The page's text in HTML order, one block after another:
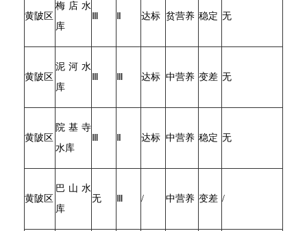
黄陂区
梅店水
库
达标 贫营养 稳定 无
黄陂区
泥河水
库
达标 中营养 变差 无
黄陂区
院基寺
水库
达标 中营养 稳定 无
黄陂区
巴山水
库
无 / 中营养 变差 /